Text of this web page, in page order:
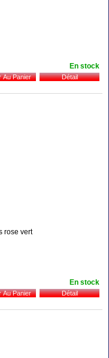
En stock
rose vert
En stock